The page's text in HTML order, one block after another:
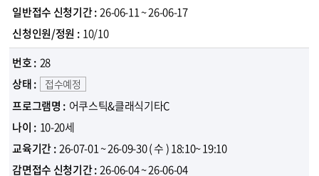
26-06-11 ~ 26-06-17
10/10
28
접수예정
어쿠스틱&클래식기타C
10-20세
26-07-01 ~ 26-09-30( 수 )18:10~ 19:10
26-06-04 ~ 26-06-04